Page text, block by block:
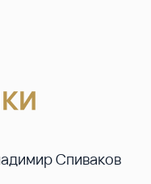
Спиваков